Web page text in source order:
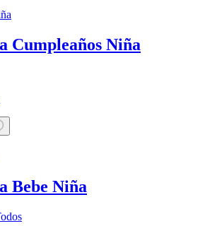
Cumpleaños Niña
Bebe Niña